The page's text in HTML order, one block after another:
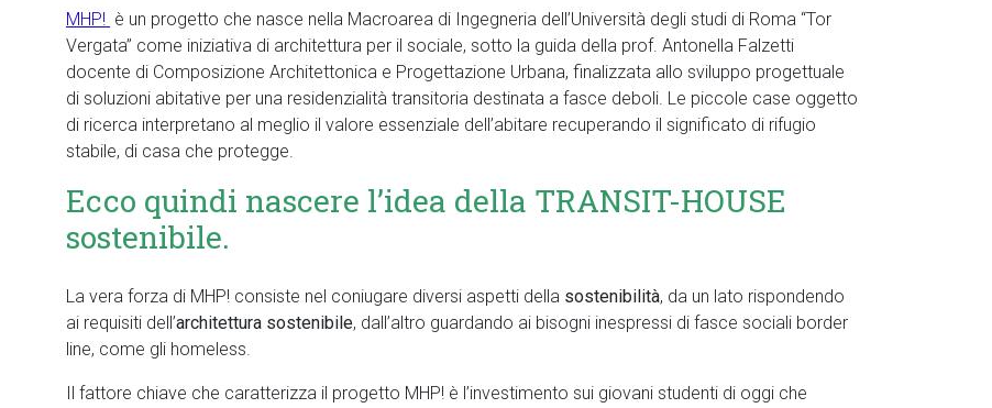
MHP! è un progetto che nasce nella Macroarea di Ingegneria dell’Università degli studi di Roma “Tor
Vergata” come iniziativa di architettura per il sociale, sotto la guida della prof. Antonella Falzetti
docente di Composizione Architettonica e Progettazione Urbana, finalizzata allo sviluppo progettuale
di soluzioni abitative per una residenzialità transitoria destinata a fasce deboli. Le piccole case oggetto
di ricerca interpretano al meglio il valore essenziale dell’abitare recuperando il significato di rifugio
stabile, di casa che protegge.
Ecco quindi nascere l’idea della TRANSIT-HOUSE
sostenibile.
La vera forza di MHP! consiste nel coniugare diversi aspetti della sostenibilità, da un lato rispondendo
ai requisiti dell’architettura sostenibile, dall’altro guardando ai bisogni inespressi di fasce sociali border
line, come gli homeless.
Il fattore chiave che caratterizza il progetto MHP! è l’investimento sui giovani studenti di oggi che